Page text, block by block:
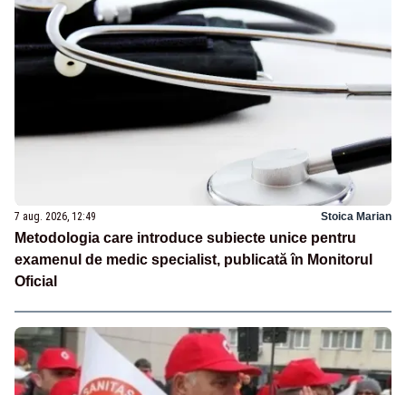
7 aug. 2026, 12:49 Stoica Marian
Metodologia care introduce subiecte unice pentru
examenul de medic specialist, publicată în Monitorul
Oficial